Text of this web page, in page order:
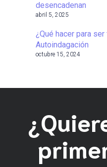
desencadenan
abril 5, 2025
¿Qué hacer para
Autoindagación
octubre 15, 2024